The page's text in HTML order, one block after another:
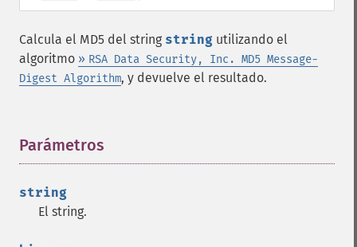
Calcula el MD5 del string string utilizando el
algoritmo » RSA Data Security, Inc. MD5 Message-
Digest Algorithm, y devuelve el resultado.
Parámetros
string
El string.